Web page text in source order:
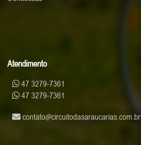
Atendimento
47 3279-7361
47 3279-7361
contato circuitodasaraucarias.com.br